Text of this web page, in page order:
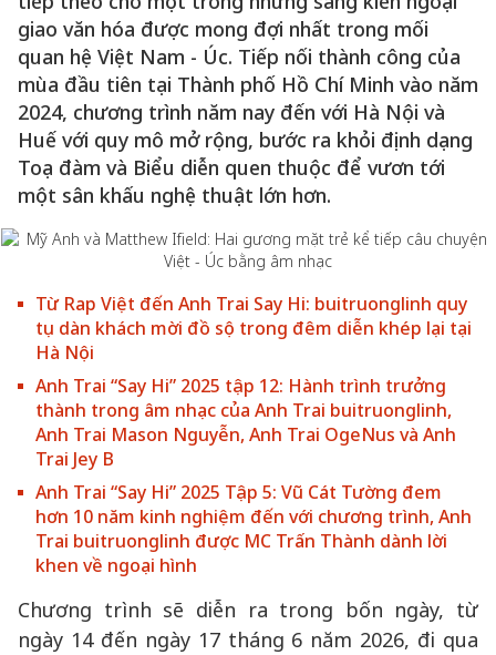
giao văn hóa được mong đợi nhất trong mối
quan hệ Việt Nam - Úc. Tiếp nối thành công của
mùa đầu tiên tại Thành phố Hồ Chí Minh vào năm
2024, chương trình năm nay đến với Hà Nội và
Huế với quy mô mở rộng, bước ra khỏi định dạng
Toạ đàm và Biểu diễn quen thuộc để vươn tới
một sân khấu nghệ thuật lớn hơn.
Từ Rap Việt đến Anh Trai Say Hi: buitruonglinh quy
tụ dàn khách mời đồ sộ trong đêm diễn khép lại tại
Hà Nội
Anh Trai “Say Hi” 2025 tập 12: Hành trình trưởng
thành trong âm nhạc của Anh Trai buitruonglinh,
Anh Trai Mason Nguyễn, Anh Trai OgeNus và Anh
Trai Jey B
Anh Trai “Say Hi” 2025 Tập 5: Vũ Cát Tường đem
hơn 10 năm kinh nghiệm đến với chương trình, Anh
Trai buitruonglinh được MC Trấn Thành dành lời
khen về ngoại hình
Chương trình sẽ diễn ra trong bốn ngày, từ
ngày 14 đến ngày 17 tháng 6 năm 2026, đi qua